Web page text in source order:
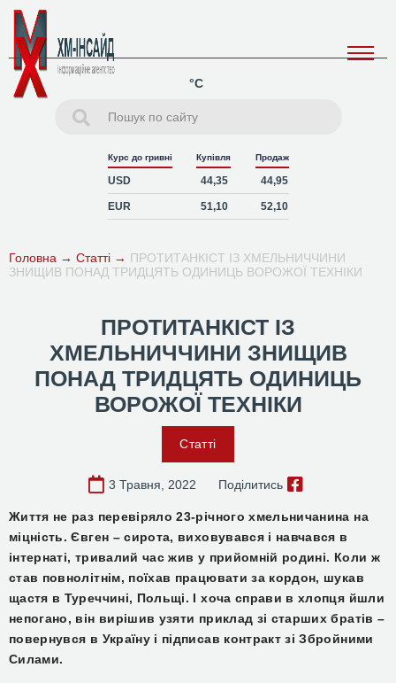
°C
Курс до гривні Купівля Продаж
USD 44,35 44,95
EUR 51,10 52,10
Головна → Статті → ПРОТИТАНКІСТ ІЗ ХМЕЛЬНИЧЧИНИ
ЗНИЩИВ ПОНАД ТРИДЦЯТЬ ОДИНИЦЬ ВОРОЖОЇ ТЕХНІКИ
ПРОТИТАНКІСТ ІЗ
ХМЕЛЬНИЧЧИНИ ЗНИЩИВ
ПОНАД ТРИДЦЯТЬ ОДИНИЦЬ
ВОРОЖОЇ ТЕХНІКИ
Статті
3 Травня, 2022 Поділитись
Життя не раз перевіряло 23-річного хмельничанина на
міцність. Євген – сирота, виховувався і навчався в
інтернаті, тривалий час жив у прийомній родині. Коли ж
став повнолітнім, поїхав працювати за кордон, шукав
щастя в Туреччині, Польщі. І хоча справи в хлопця йшли
непогано, він вирішив узяти приклад зі старших братів –
повернувся в Україну і підписав контракт зі Збройними
Силами.